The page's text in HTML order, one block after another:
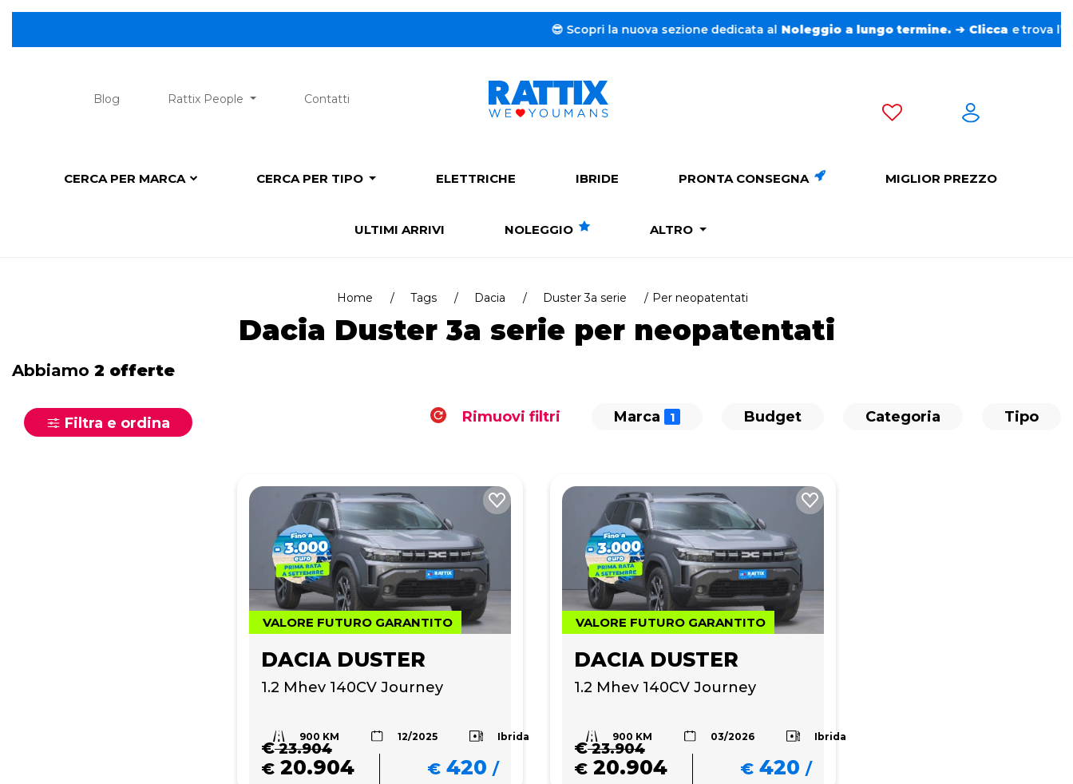
😎 Scopri la nuova sezione dedicata al Noleggio a lungo termine. ➔ Clicca e trova l’auto
Blog Rattix People Contatti
CERCA PER MARCA CERCA PER TIPO ELETTRICHE IBRIDE PRONTA CONSEGNA MIGLIOR PREZZO
ULTIMI ARRIVI NOLEGGIO ALTRO
Home Tags Dacia Duster 3a serie Per neopatentati
Dacia Duster 3a serie per neopatentati
Abbiamo 2 offerte
Filtra e ordina Rimuovi filtri Marca Budget Categoria Tipo
VALORE FUTURO GARANTITO
DACIA DUSTER
1.2 Mhev 140CV Journey
900 KM 12/2025 Ibrida
€23.904
€ 20.904 € 420 /
VALORE FUTURO GARANTITO
DACIA DUSTER
1.2 Mhev 140CV Journey
900 KM 03/2026 Ibrida
€23.904
€ 20.904 € 420 /